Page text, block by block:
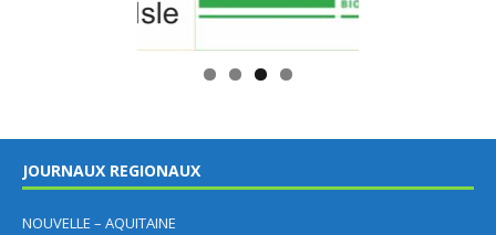
JOURNAUX REGIONAUX
NOUVELLE – AQUITAINE